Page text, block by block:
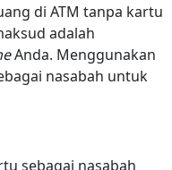
di ATM tanpa kartu
adalah
Anda. Menggunakan
nasabah untuk
sebagai nasabah